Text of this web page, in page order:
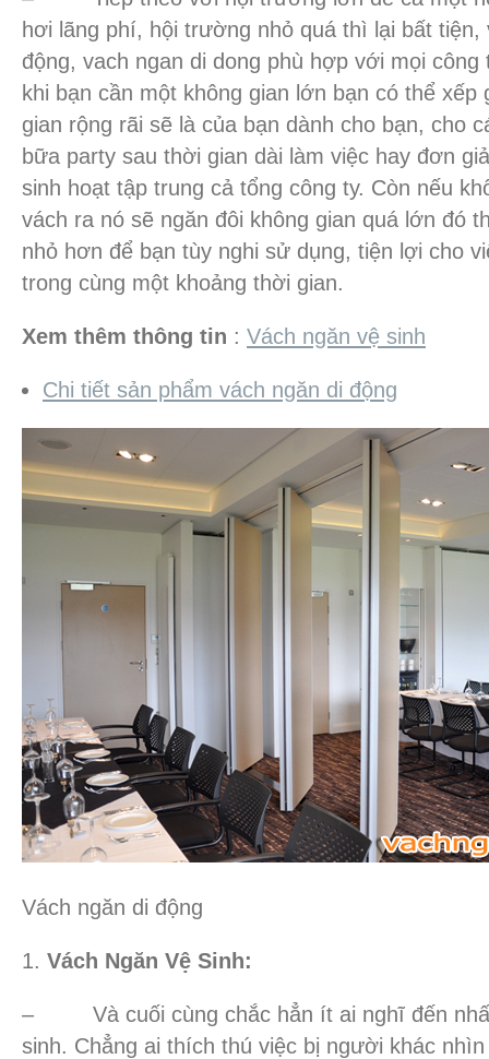
hơi lãng phí, hội trường nhỏ quá thì lại bất tiện,
động, vach ngan di dong phù hợp với mọi
khi bạn cần một không gian lớn bạn có thể
gian rộng rãi sẽ là của bạn dành cho bạn, cho
bữa party sau thời gian dài làm việc hay đơn
sinh hoạt tập trung cả tổng công ty. Còn nếu
vách ra nó sẽ ngăn đôi không gian quá lớn đó
nhỏ hơn để bạn tùy nghi sử dụng, tiện lợi cho
trong cùng một khoảng thời gian.
Xem thêm thông tin : Vách ngăn vệ sinh
Chi tiết sản phẩm vách ngăn di động
Vách ngăn di động
Vách Ngăn Vệ Sinh:
– Và cuối cùng chắc hẳn ít ai nghĩ đến
sinh. Chẳng ai thích thú việc bị người khác